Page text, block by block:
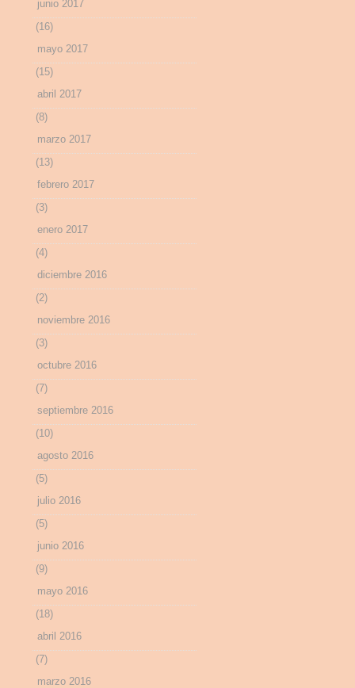
junio 2017
(16)
mayo 2017
(15)
abril 2017
(8)
marzo 2017
(13)
febrero 2017
(3)
enero 2017
(4)
diciembre 2016
(2)
noviembre 2016
(3)
octubre 2016
(7)
septiembre 2016
(10)
agosto 2016
(5)
julio 2016
(5)
junio 2016
(9)
mayo 2016
(18)
abril 2016
(7)
marzo 2016